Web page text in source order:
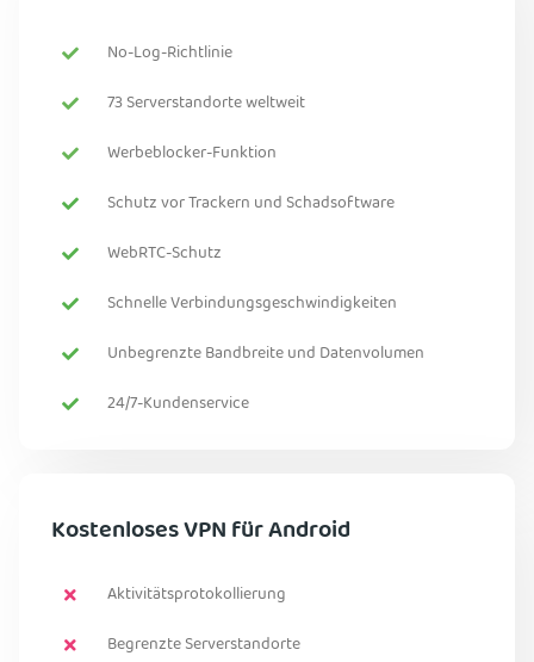
No-Log-Richtlinie
73 Serverstandorte weltweit
Werbeblocker-Funktion
Schutz vor Trackern und Schadsoftware
WebRTC-Schutz
Schnelle Verbindungsgeschwindigkeiten
Unbegrenzte Bandbreite und Datenvolumen
24/7-Kundenservice
Kostenloses VPN für Android
Aktivitätsprotokollierung
Begrenzte Serverstandorte